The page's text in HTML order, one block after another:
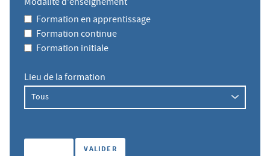
Modalité d'enseignement
Formation en apprentissage
Formation continue
Formation initiale
Lieu de la formation